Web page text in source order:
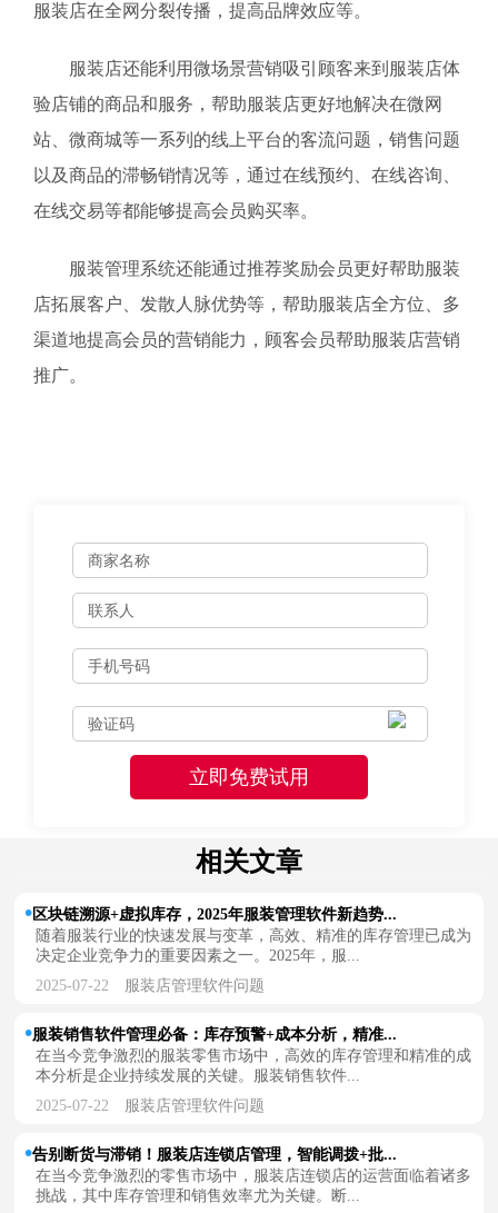
服装店在全网分裂传播，提高品牌效应等。
服装店还能利用微场景营销吸引顾客来到服装店体
验店铺的商品和服务，帮助服装店更好地解决在微网
站、微商城等一系列的线上平台的客流问题，销售问题
以及商品的滞畅销情况等，通过在线预约、在线咨询、
在线交易等都能够提高会员购买率。
服装管理系统还能通过推荐奖励会员更好帮助服装
店拓展客户、发散人脉优势等，帮助服装店全方位、多
渠道地提高会员的营销能力，顾客会员帮助服装店营销
推广。
相关文章
区块链溯源+虚拟库存，2025年服装管理软件新趋势...
随着服装行业的快速发展与变革，高效、精准的库存管理已成为
决定企业竞争力的重要因素之一。2025年，服...
2025-07-22 服装店管理软件问题
服装销售软件管理必备：库存预警+成本分析，精准...
在当今竞争激烈的服装零售市场中，高效的库存管理和精准的成
本分析是企业持续发展的关键。服装销售软件...
2025-07-22 服装店管理软件问题
告别断货与滞销！服装店连锁店管理，智能调拨+批...
在当今竞争激烈的零售市场中，服装店连锁店的运营面临着诸多
挑战，其中库存管理和销售效率尤为关键。断...